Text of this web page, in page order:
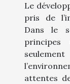
Le
pris de
Dans le
attentes